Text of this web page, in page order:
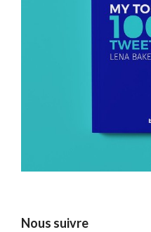
Nous suivre